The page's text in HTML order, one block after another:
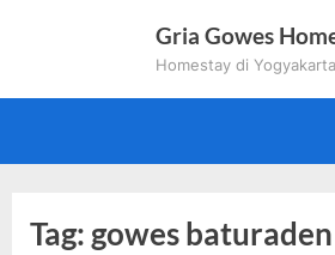
Gria Gowes
Homestay di Yogyakarta
Tag: gowes baturaden